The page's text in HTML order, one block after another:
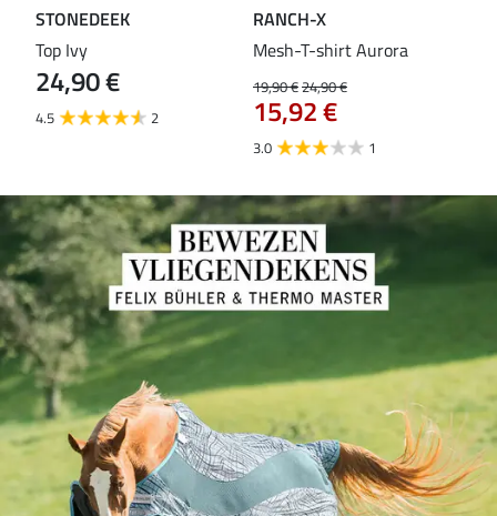
STONEDEEK
Top Ivy
24,90 €
4.5 2
RANCH-X
Mesh-T-shirt Aurora
19,90 €24,90 €
15,92 €
3.0 1